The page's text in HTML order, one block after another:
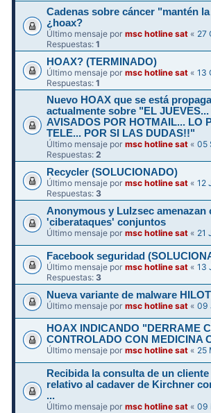
Cadenas sobre cáncer "mantén
¿hoax?
Último mensaje pormsc hotline sat « 27
Respuestas:1
HOAX? (TERMINADO)
Último mensaje pormsc hotline sat «13
Respuestas:1
Nuevo HOAX que se está
actualmente sobre "EL JUEVES...
AVISADOS POR HOTMAIL... LO
TELE... POR SI LAS DUDAS!!"
Último mensaje pormsc hotline sat «05
Respuestas:2
Recycler (SOLUCIONADO)
Último mensaje pormsc hotline sat «12
Respuestas:3
Anonymous y Lulzsec amenazan
'ciberataques' conjuntos
Último mensaje pormsc hotline sat « 21
Facebook seguridad
Último mensaje pormsc hotline sat «13
Respuestas:3
Nueva variante de malware
Último mensaje pormsc hotline sat «09
HOAX INDICANDO "DERRAME
CONTROLADO CON MEDICINA
Último mensaje pormsc hotline sat « 25
Recibida la consulta de un cliente
relativo al cadaver de Kirchner
...
Último mensaje pormsc hotline sat «09